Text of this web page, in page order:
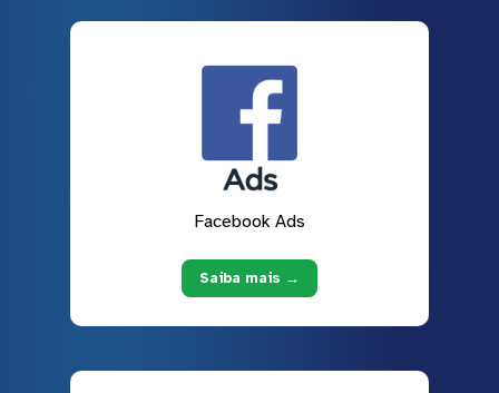
Facebook Ads
Saiba mais →